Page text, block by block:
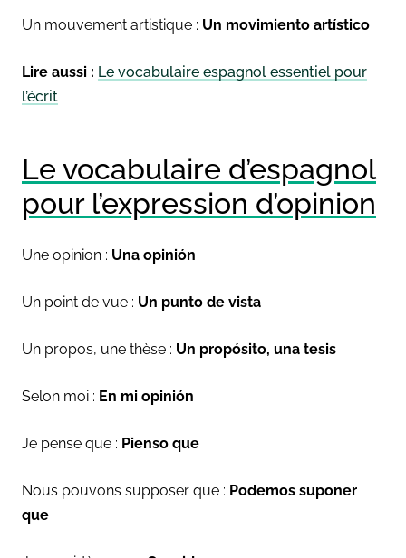
Un mouvement artistique : Un movimiento artístico
Lire aussi : Le vocabulaire espagnol essentiel pour
l’écrit
Le vocabulaire d’espagnol
pour l’expression d’opinion
Une opinion : Una opinión
Un point de vue : Un punto de vista
Un propos, une thèse : Un propósito, una tesis
Selon moi : En mi opinión
Je pense que : Pienso que
Nous pouvons supposer que : Podemos suponer
que